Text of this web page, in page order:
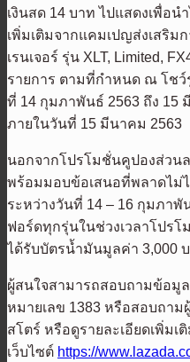
เงินสด 14 บาท ไปแสดงเพื่อน
เพิ่มเติมจากแคมเปญส่งเสริม
เรนเจอร์ รุ่น XLT, Limited,
รายการ ตามที่กำหนด ณ โช
ที่ 14 กุมภาพันธ์ 2563 ถึง 15
ภายในวันที่ 15 มีนาคม 2563
นอกจากโปรโมชั่นคูปองส่วน
พร้อมมอบข้อเสนอที่พลาดไม่
ระหว่างวันที่ 14 – 16 กุมภาพั
ฟอร์ดทุกรุ่นในช่วงเวลาโปรโ
ได้รับบัตรน้ำมันมูลค่า 3,000
ผู้สนใจสามารถสอบถามข้อมู
หมายเลข 1383 หรือสอบถา
สโตร์ หรือดูรายละเอียดเพิ่มเ
เว็บไซต์ https://